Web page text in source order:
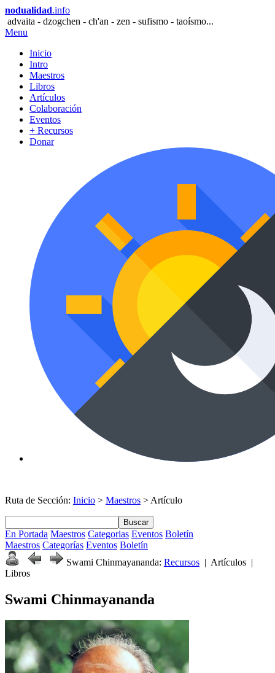
nodualidad.info
advaita - dzogchen - ch'an - zen - sufismo - taoísmo...
Menu
Inicio
Intro
Maestros
Libros
Artículos
Colaboración
Eventos
+ Recursos
Donar
Ruta de Sección: Inicio > Maestros > Artículo
Buscar
En Portada Maestros Categorias Eventos Boletín
Maestros Categorías Eventos Boletín
Swami Chinmayananda: Recursos | Artículos |
Libros
Swami Chinmayananda